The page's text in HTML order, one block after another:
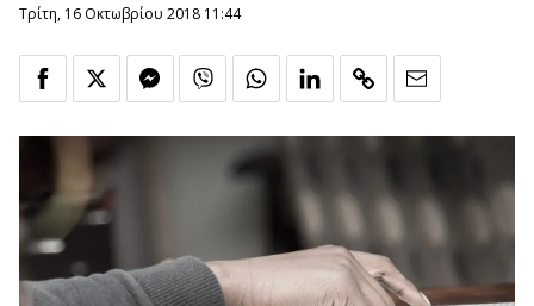
Τρίτη, 16 Οκτωβρίου 2018 11:44